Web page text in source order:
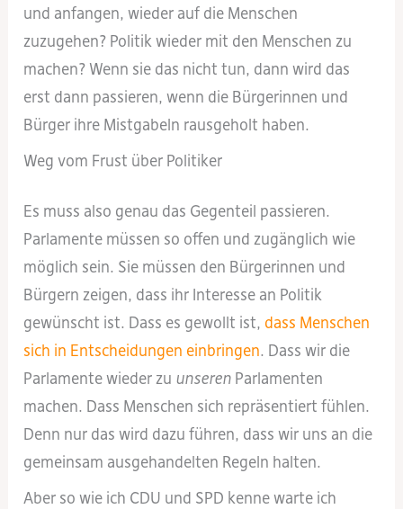
und anfangen, wieder auf die Menschen
zuzugehen? Politik wieder mit den Menschen zu
machen? Wenn sie das nicht tun, dann wird das
erst dann passieren, wenn die Bürgerinnen und
Bürger ihre Mistgabeln rausgeholt haben.
Weg vom Frust über Politiker
Es muss also genau das Gegenteil passieren.
Parlamente müssen so offen und zugänglich wie
möglich sein. Sie müssen den Bürgerinnen und
Bürgern zeigen, dass ihr Interesse an Politik
gewünscht ist. Dass es gewollt ist, dass Menschen
sich in Entscheidungen einbringen. Dass wir die
Parlamente wieder zu unseren Parlamenten
machen. Dass Menschen sich repräsentiert fühlen.
Denn nur das wird dazu führen, dass wir uns an die
gemeinsam ausgehandelten Regeln halten.
Aber so wie ich CDU und SPD kenne warte ich